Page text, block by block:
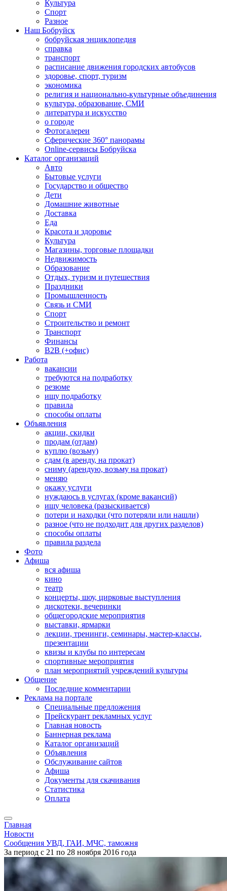
Культура
Спорт
Разное
Наш Бобруйск
бобруйская энциклопедия
справка
транспорт
расписание движения городских автобусов
здоровье, спорт, туризм
экономика
религия и национально-культурные объединения
культура, образование, СМИ
литература и искусство
о городе
Фотогалереи
Сферические 360° панорамы
Online-сервисы Бобруйска
Каталог организаций
Авто
Бытовые услуги
Государство и общество
Дети
Домашние животные
Доставка
Еда
Красота и здоровье
Культура
Магазины, торговые площадки
Недвижимость
Образование
Отдых, туризм и путешествия
Праздники
Промышленность
Связь и СМИ
Спорт
Строительство и ремонт
Транспорт
Финансы
B2B (+офис)
Работа
вакансии
требуются на подработку
резюме
ищу подработку
правила
способы оплаты
Объявления
акции, скидки
продам (отдам)
куплю (возьму)
сдам (в аренду, на прокат)
сниму (арендую, возьму на прокат)
меняю
окажу услуги
нуждаюсь в услугах (кроме вакансий)
ищу человека (разыскивается)
потери и находки (что потеряли или нашли)
разное (что не подходит для других разделов)
способы оплаты
правила раздела
Фото
Афиша
вся афиша
кино
театр
концерты, шоу, цирковые выступления
дискотеки, вечеринки
общегородские мероприятия
выставки, ярмарки
лекции, тренинги, семинары, мастер-классы,
презентации
квизы и клубы по интересам
спортивные мероприятия
план мероприятий учреждений культуры
Общение
Последние комментарии
Реклама на портале
Специальные предложения
Прейскурант рекламных услуг
Главная новость
Баннерная реклама
Каталог организаций
Объявления
Обслуживание сайтов
Афиша
Документы для скачивания
Статистика
Оплата
Главная
Новости
Сообщения УВД, ГАИ, МЧС, таможня
За период с 21 по 28 ноября 2016 года